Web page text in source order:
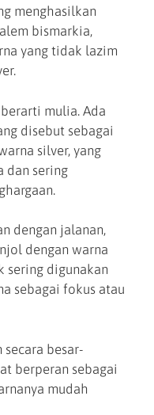
menghasilkan
bismarkia,
yang tidak lazim
mulia. Ada
disebut sebagai
silver, yang
dan sering
dengan jalanan,
dengan warna
sering digunakan
sebagai fokus atau
besar-
berperan sebagai
mudah